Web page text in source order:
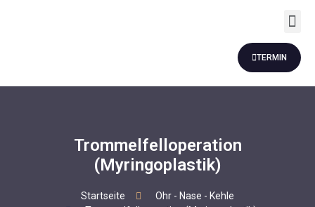
TERMIN
Trommelfelloperation
(Myringoplastik)
Startseite
Ohr - Nase - Kehle